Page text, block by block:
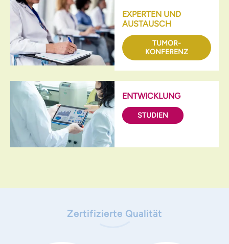
EXPERTEN UND
AUSTAUSCH
TUMOR­
KONFERENZ
ENTWICKLUNG
STUDIEN
Zertifizierte Qualität